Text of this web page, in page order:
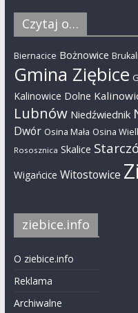
Czytaj o…
Biernacice Bożnowice
Gmina Ziębice
Kalinowice Dolne
Lubnów Niedźwiednik
Dwór Osina Mała Osina
Rososznica Skalice
Wigańcice Witostowice
ziebice.info
O ziebice.info
Reklama
Archiwalne